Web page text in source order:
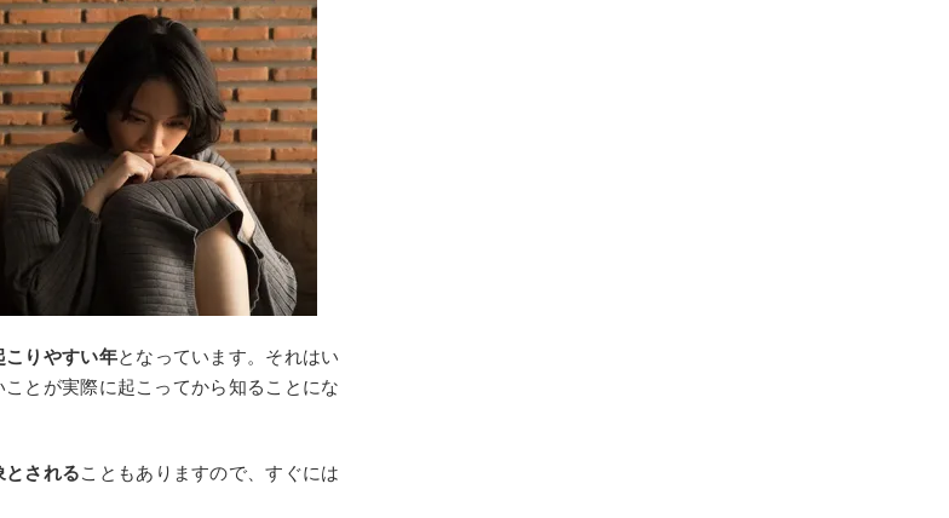
こりやすい年となっています。それはい
とが実際に起こってから知ることにな
とされることもありますので、すぐには